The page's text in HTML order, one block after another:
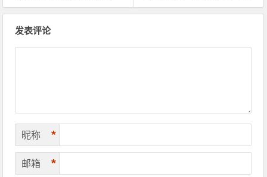
发表评论
昵称 *
邮箱 *